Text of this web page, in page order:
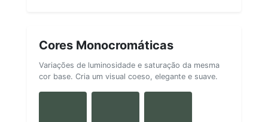
Cores Monocromáticas
Variações de luminosidade e saturação da mesma
cor base. Cria um visual coeso, elegante e suave.